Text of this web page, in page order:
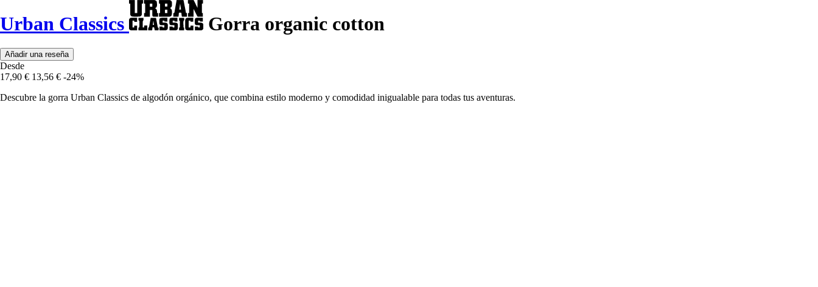
Urban Classics Gorra organic cotton
Añadir una reseña
Desde
17,90 € 13,56 € -24%
Descubre la gorra Urban Classics de algodón orgánico, que combina estilo moderno y comodidad inigualable para todas tus aventuras.